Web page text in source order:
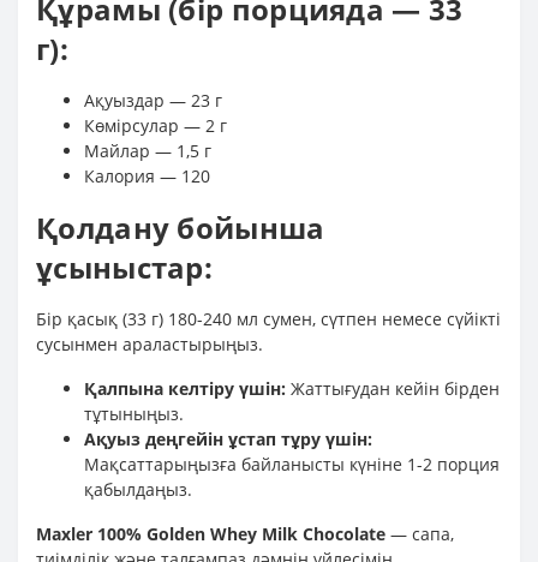
Құрамы (бір порцияда — 33
г):
Ақуыздар — 23 г
Көмірсулар — 2 г
Майлар — 1,5 г
Калория — 120
Қолдану бойынша
ұсыныстар:
Бір қасық (33 г) 180-240 мл сумен, сүтпен немесе сүйікті
сусынмен араластырыңыз.
Қалпына келтіру үшін: Жаттығудан кейін бірден
тұтыныңыз.
Ақуыз деңгейін ұстап тұру үшін:
Мақсаттарыңызға байланысты күніне 1-2 порция
қабылдаңыз.
Maxler 100% Golden Whey Milk Chocolate — сапа,